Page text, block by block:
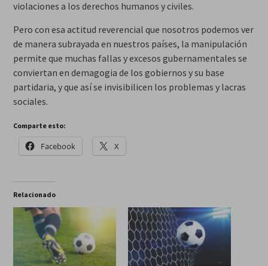
violaciones a los derechos humanos y civiles.
Pero con esa actitud reverencial que nosotros podemos ver
de manera subrayada en nuestros países, la manipulación
permite que muchas fallas y excesos gubernamentales se
conviertan en demagogia de los gobiernos y su base
partidaria, y que así se invisibilicen los problemas y lacras
sociales.
Comparte esto:
Facebook X
Relacionado